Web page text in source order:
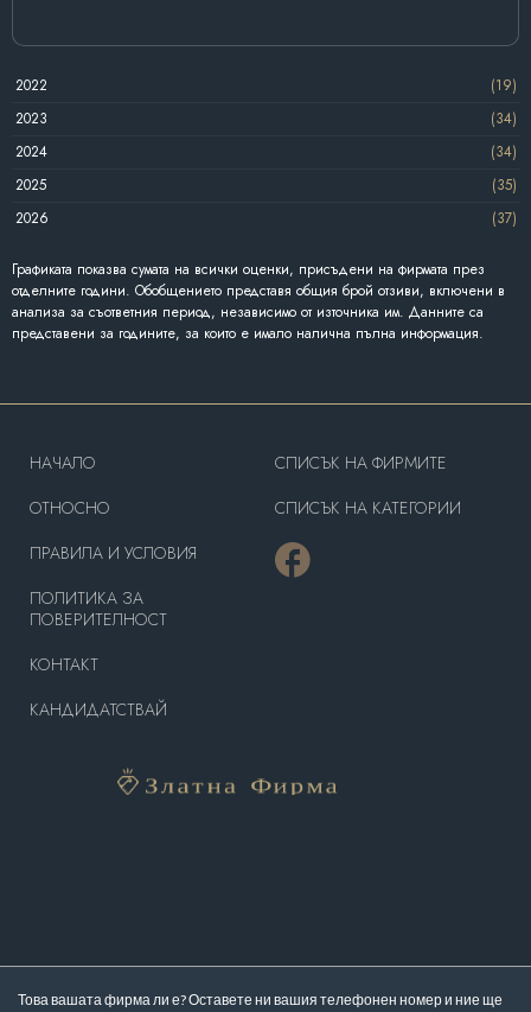
2022
(19)
2023
(34)
2024
(34)
2025
(35)
2026
(37)
Графиката показва сумата на всички оценки, присъдени на фирмата през
отделните години. Обобщението представя общия брой отзиви, включени в
анализа за съответния период, независимо от източника им. Данните са
представени за годините, за които е имало налична пълна информация.
Това вашата фирма ли е? Оставете ни вашия телефонен номер и ние ще
HAЧАЛО
OТНОСНО
ПРАВИЛА И УСЛОВИЯ
ПОЛИТИКА ЗА
ПОВЕРИТЕЛНОСТ
КОНТАКТ
КАНДИДАТСТВАЙ
СПИСЪК НА ФИРМИТЕ
СПИСЪК НА КАТЕГОРИИ